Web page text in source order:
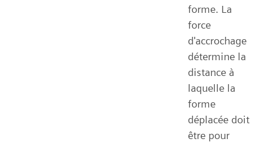
forme. La
force
d'accrochage
détermine la
distance à
laquelle la
forme
déplacée doit
être pour